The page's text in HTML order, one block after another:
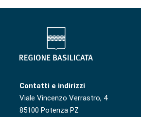
Contatti e indirizzi
Viale Vincenzo Verrastro, 4
85100 Potenza PZ